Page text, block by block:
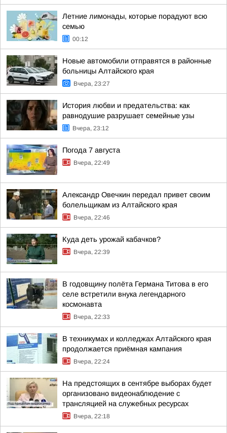
Летние лимонады, которые порадуют всю
семью
00:12
Новые автомобили отправятся в районные
больницы Алтайского края
Вчера, 23:27
История любви и предательства: как
равнодушие разрушает семейные узы
Вчера, 23:12
Погода 7 августа
Вчера, 22:49
Александр Овечкин передал привет своим
болельщикам из Алтайского края
Вчера, 22:46
Куда деть урожай кабачков?
Вчера, 22:39
В годовщину полёта Германа Титова в его
селе встретили внука легендарного
космонавта
Вчера, 22:33
В техникумах и колледжах Алтайского края
продолжается приёмная кампания
Вчера, 22:24
На предстоящих в сентябре выборах будет
организовано видеонаблюдение с
трансляцией на служебных ресурсах
Вчера, 22:18